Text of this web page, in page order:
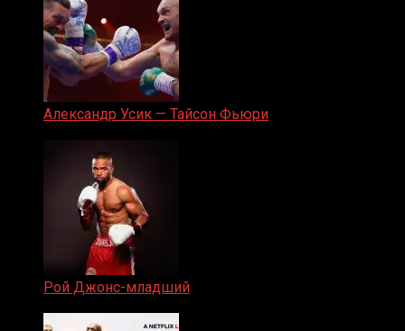
Александр Усик — Тайсон Фьюри
Рой Джонс-младший